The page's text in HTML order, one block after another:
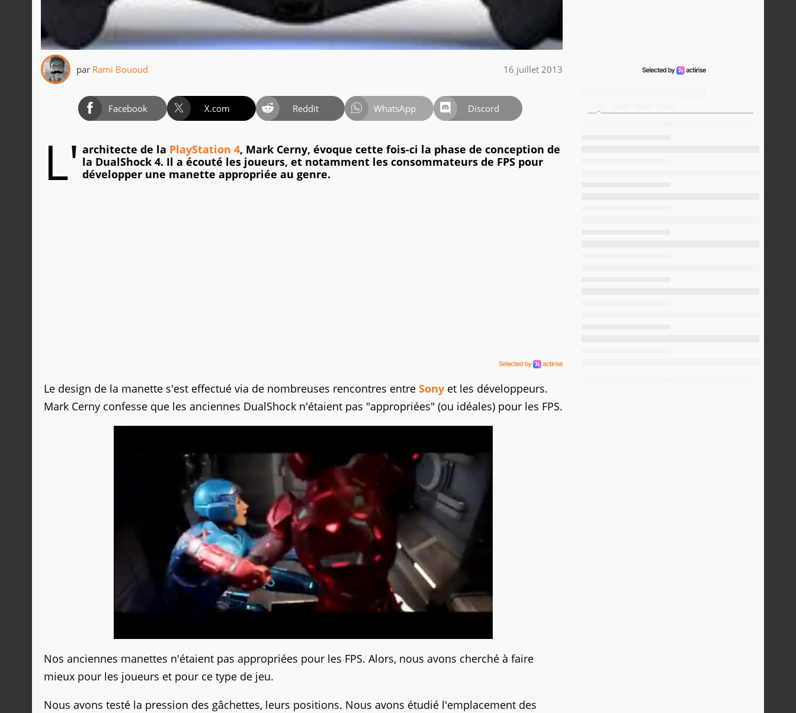
par Rami Bououd 16 juillet 2013
Facebook X.com Reddit WhatsApp Discord
L' architecte de la PlayStation 4, Mark Cerny, évoque cette fois-ci la phase de conception de
la DualShock 4. Il a écouté les joueurs, et notamment les consommateurs de FPS pour
développer une manette appropriée au genre.
Le design de la manette s'est effectué via de nombreuses rencontres entre Sony et les développeurs.
Mark Cerny confesse que les anciennes DualShock n'étaient pas "appropriées" (ou idéales) pour les FPS.
Nos anciennes manettes n'étaient pas appropriées pour les FPS. Alors, nous avons cherché à faire
mieux pour les joueurs et pour ce type de jeu.
Nous avons testé la pression des gâchettes, leurs positions. Nous avons étudié l'emplacement des